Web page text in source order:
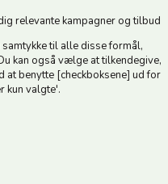
relevante kampagner og tilbud
til alle disse formål,
kan også vælge at tilkendegive,
at benytte [checkboksene] ud for
kun valgte'.
gode tilbud :)